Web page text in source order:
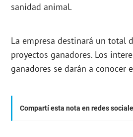
sanidad animal.
La empresa destinará un total
proyectos ganadores. Los
ganadores se darán a conocer
Compartí esta nota en redes